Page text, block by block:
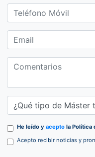
He leído y acepto la Política
Acepto recibir noticias y